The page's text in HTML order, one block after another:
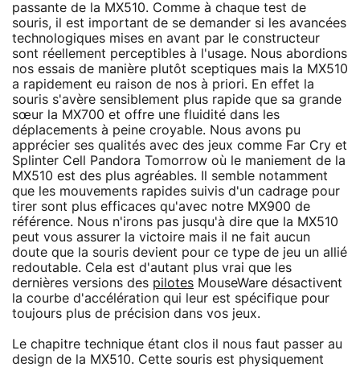
passante de la MX510. Comme à chaque test de
souris, il est important de se demander si les avancées
technologiques mises en avant par le constructeur
sont réellement perceptibles à l'usage. Nous abordions
nos essais de manière plutôt sceptiques mais la MX510
a rapidement eu raison de nos à priori. En effet la
souris s'avère sensiblement plus rapide que sa grande
sœur la MX700 et offre une fluidité dans les
déplacements à peine croyable. Nous avons pu
apprécier ses qualités avec des jeux comme Far Cry et
Splinter Cell Pandora Tomorrow où le maniement de la
MX510 est des plus agréables. Il semble notamment
que les mouvements rapides suivis d'un cadrage pour
tirer sont plus efficaces qu'avec notre MX900 de
référence. Nous n'irons pas jusqu'à dire que la MX510
peut vous assurer la victoire mais il ne fait aucun
doute que la souris devient pour ce type de jeu un allié
redoutable. Cela est d'autant plus vrai que les
dernières versions des pilotes MouseWare désactivent
la courbe d'accélération qui leur est spécifique pour
toujours plus de précision dans vos jeux.
Le chapitre technique étant clos il nous faut passer au
design de la MX510. Cette souris est physiquement